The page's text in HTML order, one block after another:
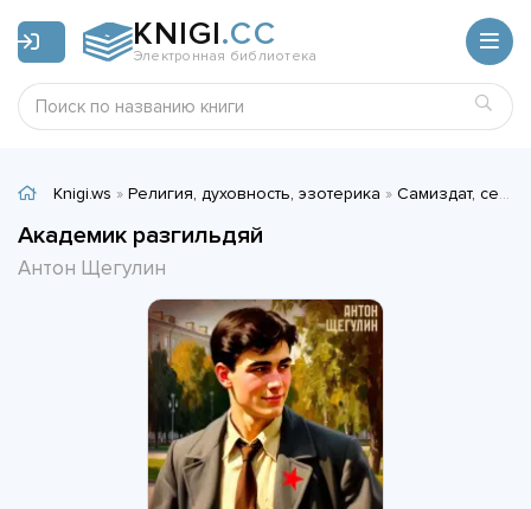
KNIGI.CC
Электронная библиотека
Knigi.ws » Религия, духовность, эзотерика » Самиздат, сетевая литература
Академик разгильдяй
Антон Щегулин